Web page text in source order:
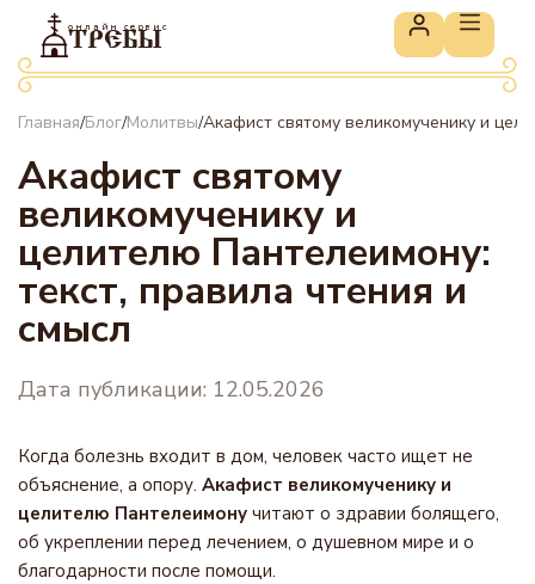
онлайн сервис
ТРЕБЫ
Главная/Блог/Молитвы/Акафист святому великомученику и
Акафист святому
великомученику и
целителю Пантелеимону:
текст, правила чтения и
смысл
Дата публикации: 12.05.2026
Когда болезнь входит в дом, человек часто ищет не
объяснение, а опору. Акафист великомученику и
целителю Пантелеимону читают о здравии болящего,
об укреплении перед лечением, о душевном мире и о
благодарности после помощи.